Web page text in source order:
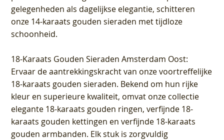
gelegenheden als dagelijkse elegantie, schitteren
onze 14-karaats gouden sieraden met tijdloze
schoonheid.
18-Karaats Gouden Sieraden Amsterdam Oost:
Ervaar de aantrekkingskracht van onze voortreffelijke
18-karaats gouden sieraden. Bekend om hun rijke
kleur en superieure kwaliteit, omvat onze collectie
elegante 18-karaats gouden ringen, verfijnde 18-
karaats gouden kettingen en verfijnde 18-karaats
gouden armbanden. Elk stuk is zorgvuldig